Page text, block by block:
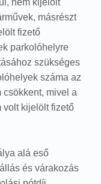
másrészt
fizető
parkolóhelyre
szükséges
száma az
csökkent, mivel a
volt kijelölt fizető
alá eső
és várakozás